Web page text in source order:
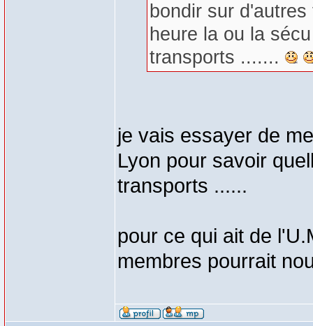
bondir sur
heure la ou la
transports .......
je vais essayer de
Lyon pour savoir
transports ......
pour ce qui ait de
membres pourrait